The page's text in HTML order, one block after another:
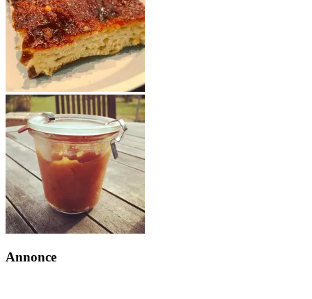
Annonce